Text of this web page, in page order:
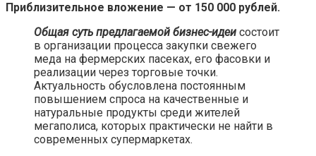
Приблизительное вложение — от 150 000 рублей.
Общая суть предлагаемой бизнес-идеи состоит
в организации процесса закупки свежего
меда на фермерских пасеках, его фасовки и
реализации через торговые точки.
Актуальность обусловлена постоянным
повышением спроса на качественные и
натуральные продукты среди жителей
мегаполиса, которых практически не найти в
современных супермаркетах.